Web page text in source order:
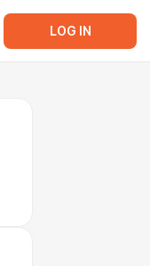
LOG IN